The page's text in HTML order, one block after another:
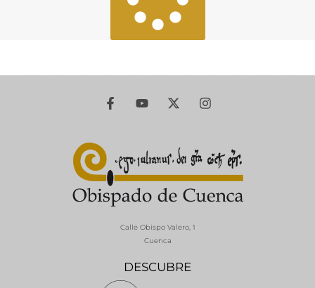
DESCUBRE
Calle Obispo Valero, 1
Cuenca